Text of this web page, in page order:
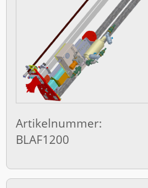
Artikelnummer:
BLAF1200